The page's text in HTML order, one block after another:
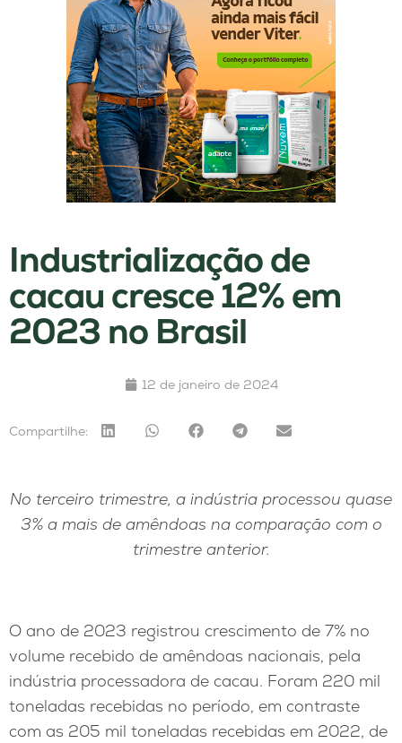
Industrialização de
cacau cresce 12% em
2023 no Brasil
12 de janeiro de 2024
Compartilhe:
No terceiro trimestre, a indústria processou quase
3% a mais de amêndoas na comparação com o
trimestre anterior.
O ano de 2023 registrou crescimento de 7% no
volume recebido de amêndoas nacionais, pela
indústria processadora de cacau. Foram 220 mil
toneladas recebidas no período, em contraste
com as 205 mil toneladas recebidas em 2022, de